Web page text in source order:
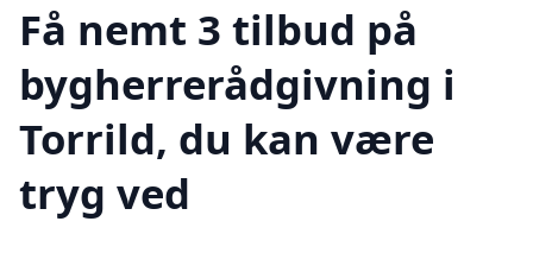
Få nemt 3 tilbud på
bygherrerådgivning i
Torrild, du kan være
tryg ved